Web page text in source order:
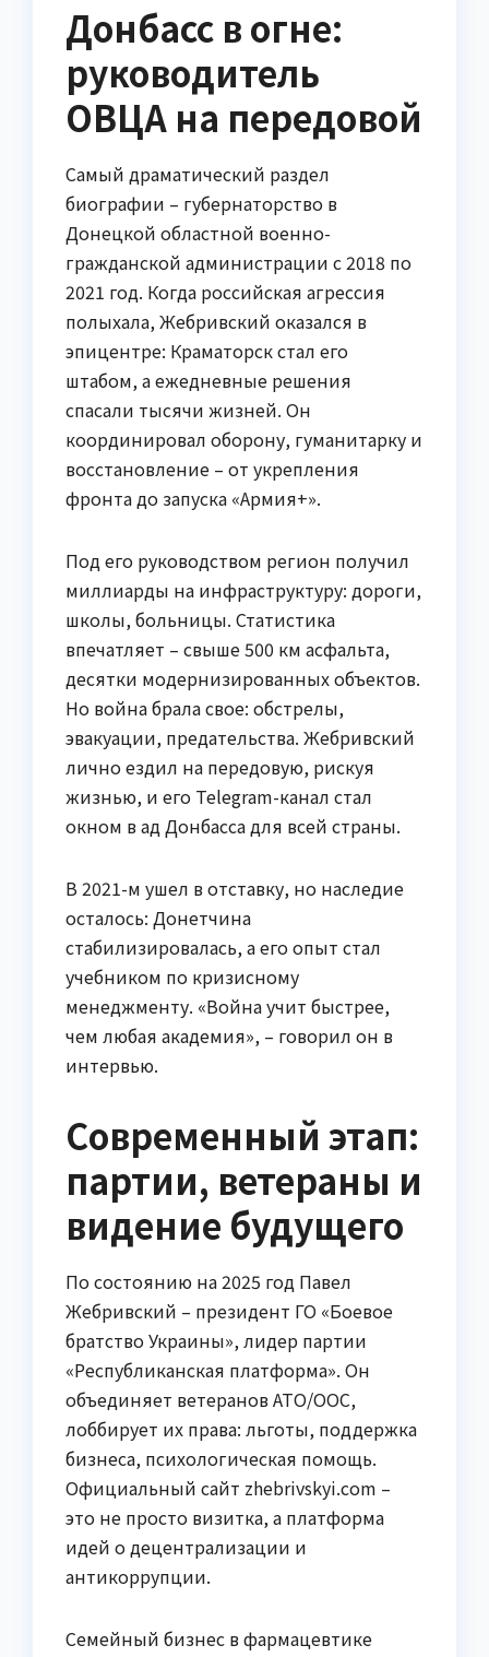
Донбасс в огне:
руководитель
ОВЦА на передовой
Самый драматический раздел
биографии – губернаторство в
Донецкой областной военно-
гражданской администрации с 2018 по
2021 год. Когда российская агрессия
полыхала, Жебривский оказался в
эпицентре: Краматорск стал его
штабом, а ежедневные решения
спасали тысячи жизней. Он
координировал оборону, гуманитарку и
восстановление – от укрепления
фронта до запуска «Армия+».
Под его руководством регион получил
миллиарды на инфраструктуру: дороги,
школы, больницы. Статистика
впечатляет – свыше 500 км асфальта,
десятки модернизированных объектов.
Но война брала свое: обстрелы,
эвакуации, предательства. Жебривский
лично ездил на передовую, рискуя
жизнью, и его Telegram-канал стал
окном в ад Донбасса для всей страны.
В 2021-м ушел в отставку, но наследие
осталось: Донетчина
стабилизировалась, а его опыт стал
учебником по кризисному
менеджменту. «Война учит быстрее,
чем любая академия», – говорил он в
интервью.
Современный этап:
партии, ветераны и
видение будущего
По состоянию на 2025 год Павел
Жебривский – президент ГО «Боевое
братство Украины», лидер партии
«Республиканская платформа». Он
объединяет ветеранов АТО/ООС,
лоббирует их права: льготы, поддержка
бизнеса, психологическая помощь.
Официальный сайт zhebrivskyi.com –
это не просто визитка, а платформа
идей о децентрализации и
антикоррупции.
Семейный бизнес в фармацевтике